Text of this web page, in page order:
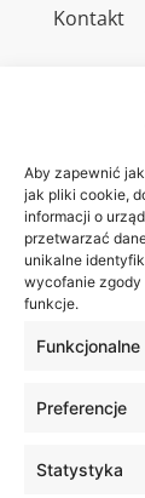
Aby zapewnić
jak pliki cookie,
informacji o
przetwarzać
unikalne
wycofanie zgody
funkcje.
Funkcjonalne
Preferencje
Statystyka
Kontakt